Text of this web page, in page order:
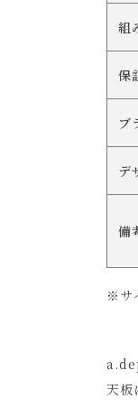
組
保
ブ
デ
備
※サ
天板